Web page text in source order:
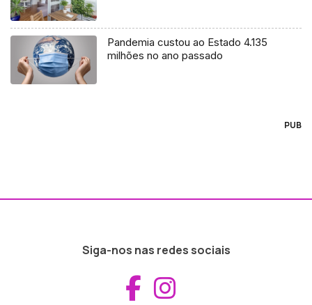
Pandemia custou ao Estado 4.135
milhões no ano passado
PUB
Siga-nos nas redes sociais
Aceder ao